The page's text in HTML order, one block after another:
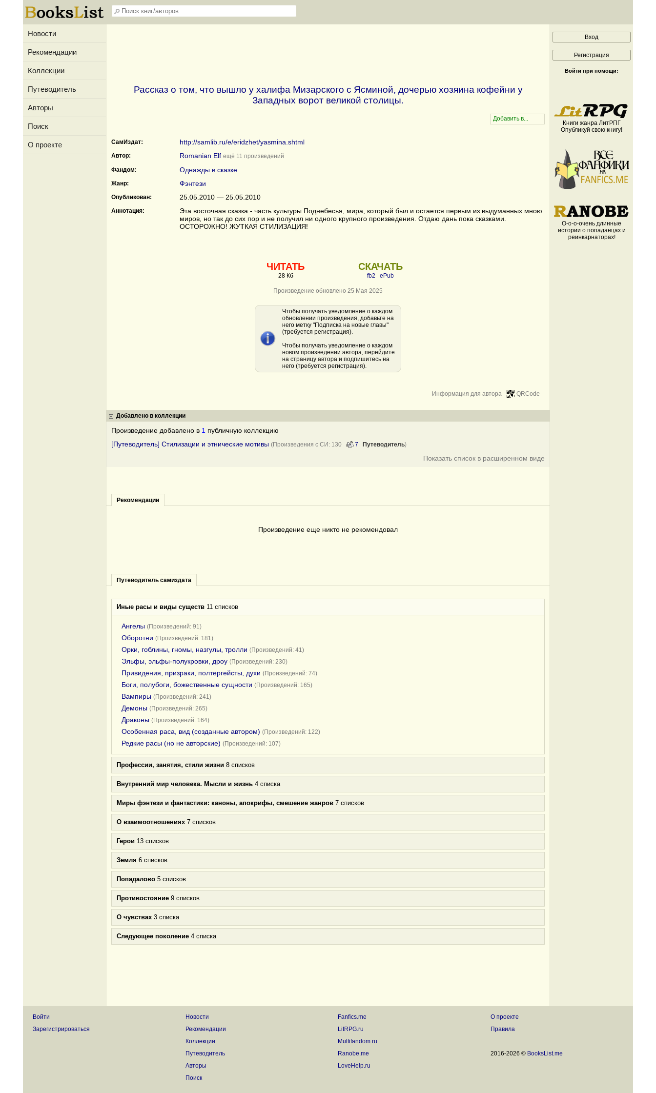
Новости
Рекомендации
Коллекции
Путеводитель
Авторы
Поиск
О проекте
Рассказ о том, что вышло у халифа Мизарского с Ясминой, дочерью хозяина кофейни у
Западных ворот великой столицы.
СамИздат: http://samlib.ru/e/eridzhet/yasmina.shtml
Автор: Romanian Elf ещё 11 произведений
Фандом:
Однажды в сказке
Жанр: Фэнтези
Опубликован: 25.05.2010 — 25.05.2010
Аннотация:
Эта восточная сказка - часть культуры Поднебесья, мира, который был и остается первым из выдуманных мною
миров, но так до сих пор и не получил ни одного крупного произведения. Отдаю дань пока сказками.
ОСТОРОЖНО! ЖУТКАЯ СТИЛИЗАЦИЯ!
ЧИТАТЬ
28 Кб
СКАЧАТЬ
fb2 ePub
Произведение обновлено 25 Мая 2025
Чтобы получать уведомление о каждом
обновлении произведения, добавьте на
него метку "Подписка на новые главы"
(требуется регистрация).
Чтобы получать уведомление о каждом
новом произведении автора, перейдите
на страницу автора и подпишитесь на
него (требуется регистрация).
QRCode
Информация для автора
Добавлено в коллекции
Произведение добавлено в 1 публичную коллекцию
[Путеводитель] Стилизации и этнические мотивы (Произведения с СИ: 130 7 Путеводитель)
Показать список в расширенном виде
Рекомендации
Произведение еще никто не рекомендовал
Путеводитель самиздата
Иные расы и виды существ 11 списков
Ангелы (Произведений: 91)
Оборотни (Произведений: 181)
Орки, гоблины, гномы, назгулы, тролли (Произведений: 41)
Эльфы, эльфы-полукровки, дроу (Произведений: 230)
Привидения, призраки, полтергейсты, духи (Произведений: 74)
Боги, полубоги, божественные сущности (Произведений: 165)
Вампиры (Произведений: 241)
Демоны (Произведений: 265)
Драконы (Произведений: 164)
Особенная раса, вид (созданные автором) (Произведений: 122)
Редкие расы (но не авторские) (Произведений: 107)
Профессии, занятия, стили жизни 8 списков
Внутренний мир человека. Мысли и жизнь 4 списка
Миры фэнтези и фантастики: каноны, апокрифы, смешение жанров 7 списков
О взаимоотношениях 7 списков
Герои 13 списков
Земля 6 списков
Попадалово 5 списков
Противостояние 9 списков
О чувствах 3 списка
Следующее поколение 4 списка
Войти при помощи:
Книги жанра ЛитРПГ
Опубликуй свою книгу!
О-о-о-очень длинные
истории о попаданцах и
реинкарнаторах!
Войти
Зарегистрироваться
Новости
Рекомендации
Коллекции
Путеводитель
Авторы
Поиск
Fanfics.me
LitRPG.ru
Multifandom.ru
Ranobe.me
LoveHelp.ru
О проекте
Правила
2016-2026 © BooksList.me